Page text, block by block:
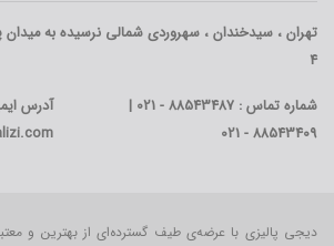
4
شماره تماس : 88543487 - 021 |
88543409 - 021
آدرس
دیجی پالیزی با عرضه‌ی طیف گسترده‌ای از بهترین و